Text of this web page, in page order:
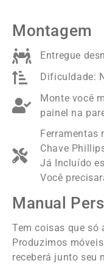
Montagem
Entregue
Dificuldade:
Monte você
painel na
Ferramentas
Chave
Já Incluído
Você
Manual
Tem coisas que só
Produzimos
receberá junto seu